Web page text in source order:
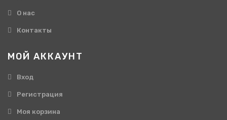
О нас
Контакты
МОЙ АККАУНТ
Вход
Регистрация
Моя корзина